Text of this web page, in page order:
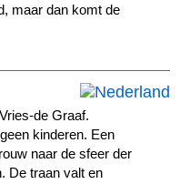
maar dan komt de
de Graaf.
kinderen. Een
naar de sfeer der
De traan valt en